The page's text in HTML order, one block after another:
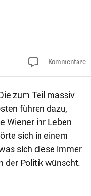
Kommentare
zum Teil massiv
führen dazu,
Wiener ihr Leben
sich in einem
sich diese immer
der Politik wünscht.